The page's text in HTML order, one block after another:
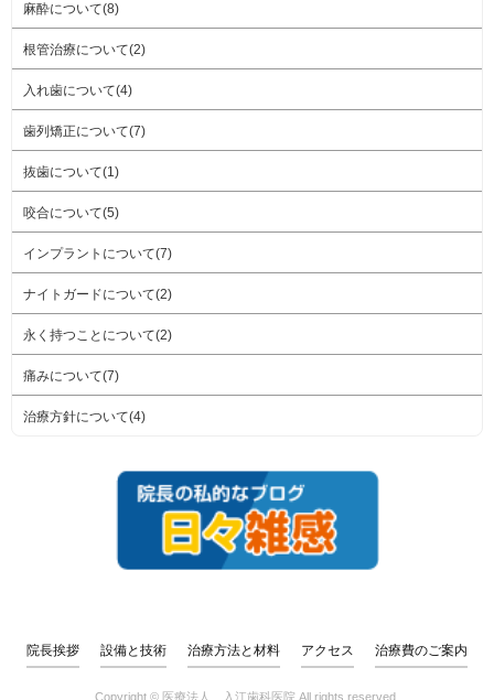
麻酔について(8)
根管治療について(2)
入れ歯について(4)
歯列矯正について(7)
抜歯について(1)
咬合について(5)
インプラントについて(7)
ナイトガードについて(2)
永く持つことについて(2)
痛みについて(7)
治療方針について(4)
院長挨拶 設備と技術 治療方法と材料 アクセス 治療費のご案内
Copyright © 医療法人 入江歯科医院 All rights reserved.